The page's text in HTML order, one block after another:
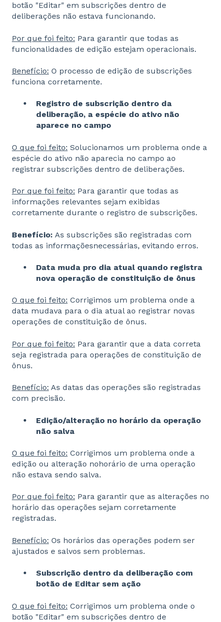
botão "Editar" em subscrições dentro de
deliberações não estava funcionando.
Por que foi feito: Para garantir que todas as
funcionalidades de edição estejam operacionais.
Benefício: O processo de edição de subscrições
funciona corretamente.
Registro de subscrição dentro da
deliberação, a espécie do ativo não
aparece no campo
O que foi feito: Solucionamos um problema onde a
espécie do ativo não aparecia no campo ao
registrar subscrições dentro de deliberações.
Por que foi feito: Para garantir que todas as
informações relevantes sejam exibidas
corretamente durante o registro de subscrições.
Benefício: As subscrições são registradas com
todas as informaçõesnecessárias, evitando erros.
Data muda pro dia atual quando registra
nova operação de constituição de ônus
O que foi feito: Corrigimos um problema onde a
data mudava para o dia atual ao registrar novas
operações de constituição de ônus.
Por que foi feito: Para garantir que a data correta
seja registrada para operações de constituição de
ônus.
Benefício: As datas das operações são registradas
com precisão.
Edição/alteração no horário da operação
não salva
O que foi feito: Corrigimos um problema onde a
edição ou alteração nohorário de uma operação
não estava sendo salva.
Por que foi feito: Para garantir que as alterações no
horário das operações sejam corretamente
registradas.
Benefício: Os horários das operações podem ser
ajustados e salvos sem problemas.
Subscrição dentro da deliberação com
botão de Editar sem ação
O que foi feito: Corrigimos um problema onde o
botão "Editar" em subscrições dentro de